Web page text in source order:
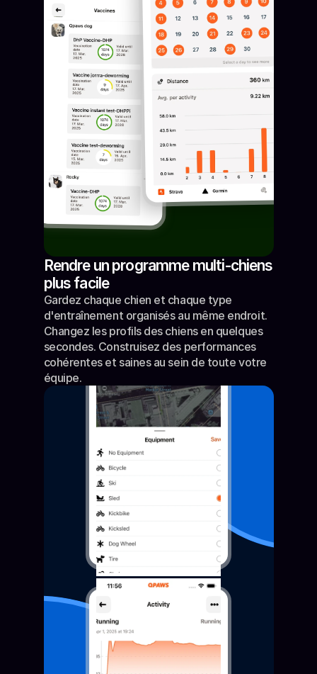
Rendre un programme multi-chiens
plus facile
Gardez chaque chien et chaque type
d'entraînement organisés au même endroit.
Changez les profils des chiens en quelques
secondes. Construisez des performances
cohérentes et saines au sein de toute votre
équipe.